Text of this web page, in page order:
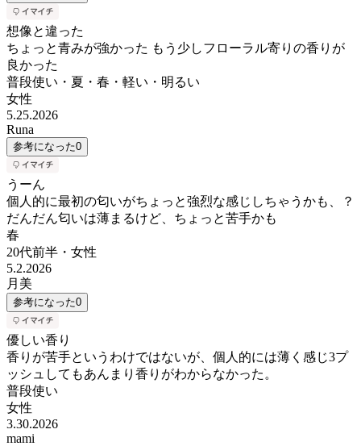
想像と違った
ちょっと青みが強かった もう少しフローラル寄りの香りが
良かった
普段使い・夏・春・軽い・明るい
女性
5.25.2026
Runa
参考になった0
うーん
個人的に最初の匂いがちょっと強烈な感じしちゃうかも、？
だんだん匂いは薄まるけど、ちょっと苦手かも
春
20代前半 ・ 女性
5.2.2026
月美
参考になった0
優しい香り
香りが苦手というわけではないが、個人的には薄く感じ3プ
ッシュしてもあんまり香りがわからなかった。
普段使い
女性
3.30.2026
mami